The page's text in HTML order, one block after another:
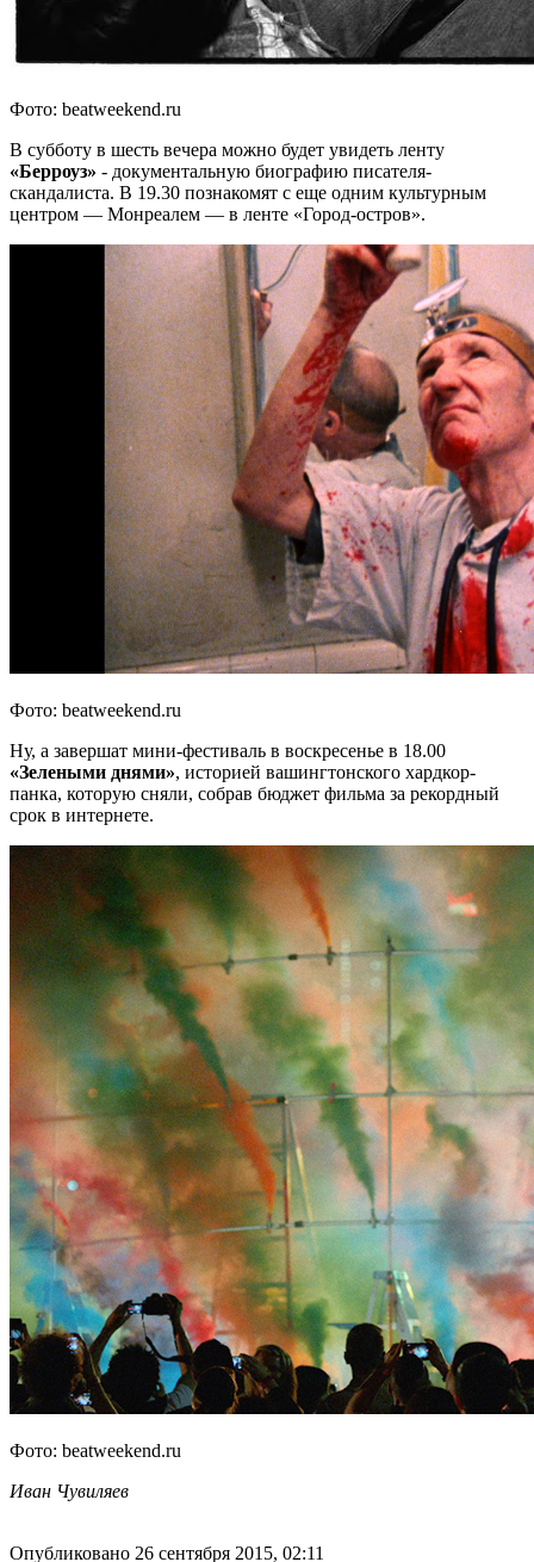
Фото: beatweekend.ru
В субботу в шесть вечера можно будет увидеть ленту
«Берроуз» - документальную биографию писателя-
скандалиста. В 19.30 познакомят с еще одним культурным
центром — Монреалем — в ленте «Город-остров».
Фото: beatweekend.ru
Ну, а завершат мини-фестиваль в воскресенье в 18.00
«Зелеными днями», историей вашингтонского хардкор-
панка, которую сняли, собрав бюджет фильма за рекордный
срок в интернете.
Фото: beatweekend.ru
Иван Чувиляев
Опубликовано 26 сентября 2015, 02:11